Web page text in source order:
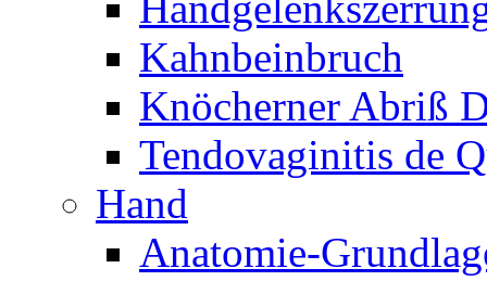
Kahnbeinbruch
Knöcherner Abriß
Tendovaginitis de
Hand
Anatomie-